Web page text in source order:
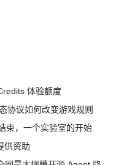
体验额度
协议如何改变游戏规则
束，一个实验室的开始
供资助